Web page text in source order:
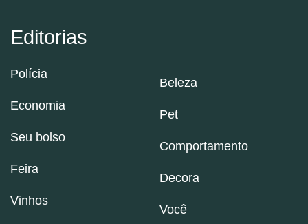
Editorias
Polícia
Economia
Seu bolso
Feira
Vinhos
Beleza
Pet
Comportamento
Decora
Você